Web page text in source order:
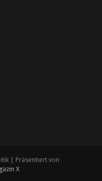
| Präsentiert von
X